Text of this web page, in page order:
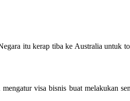
itu kerap tiba ke Australia untuk
visa bisnis buat melakukan